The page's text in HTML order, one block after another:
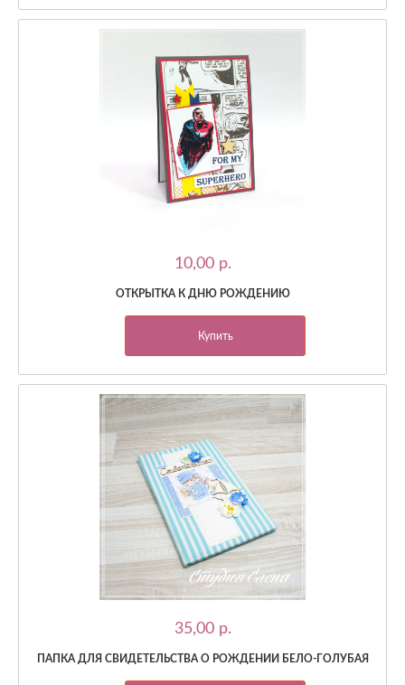
10,00 p.
ОТКРЫТКА К ДНЮ РОЖДЕНИЮ
Купить
35,00 p.
ПАПКА ДЛЯ СВИДЕТЕЛЬСТВА О РОЖДЕНИИ БЕЛО-ГОЛУБАЯ